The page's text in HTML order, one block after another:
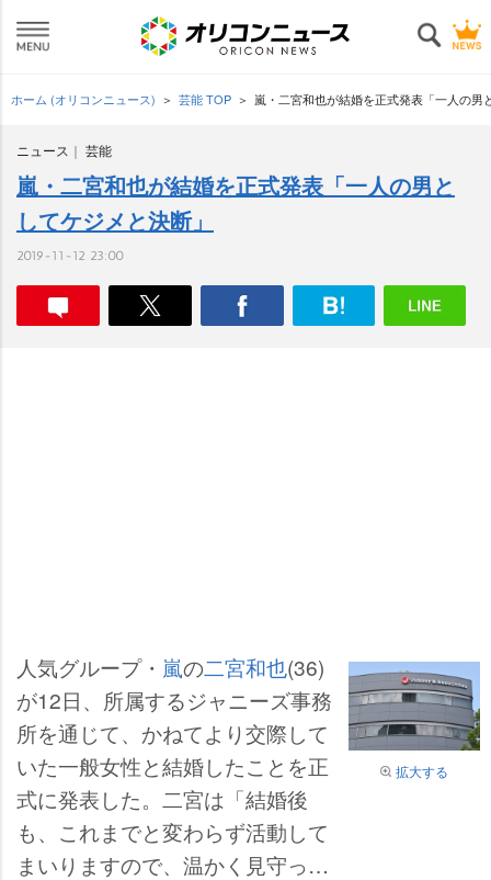
ホーム (オリコンニュース) 芸能 TOP 嵐・二宮和也が結婚を正式発表「一人の男
ニュース 芸能
嵐・二宮和也が結婚を正式発表「一人の男と
してケジメと決断」
2019-11-12 23:00
拡大する
人気グループ・ 嵐の二宮和也(36)
が12日、所属するジャニーズ事務
所を通じて、かねてより交際して
いた一般女性と結婚したことを正
式に発表した。二宮は「結婚後
も、これまでと変わらず活動して
まいりますので、温かく見守って